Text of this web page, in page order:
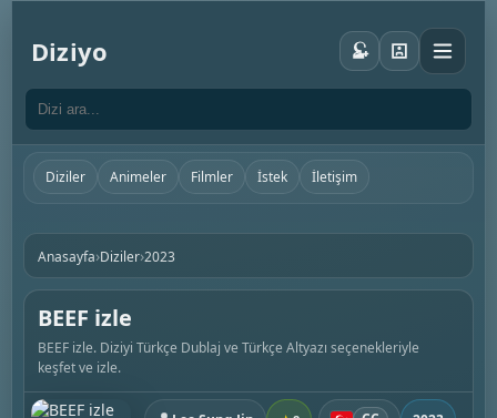
Diziyo
Diziler Animeler Filmler İstek İletişim
Anasayfa›Diziler›2023
BEEF izle
BEEF izle. Diziyi Türkçe Dublaj ve Türkçe Altyazı seçenekleriyle
keşfet ve izle.